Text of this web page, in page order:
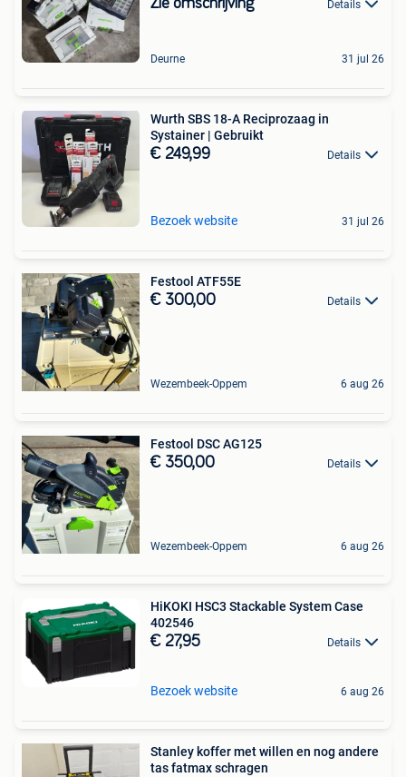
Zie omschrijving Details
Deurne 31 jul 26
Wurth SBS 18-A Reciprozaag in
Systainer | Gebruikt
€ 249,99 Details
Bezoek website 31 jul 26
Festool ATF55E
€ 300,00 Details
Wezembeek-Oppem 6 aug 26
Festool DSC AG125
€ 350,00 Details
Wezembeek-Oppem 6 aug 26
HiKOKI HSC3 Stackable System Case
402546
€ 27,95 Details
Bezoek website 6 aug 26
Stanley koffer met willen en nog andere
tas fatmax schragen